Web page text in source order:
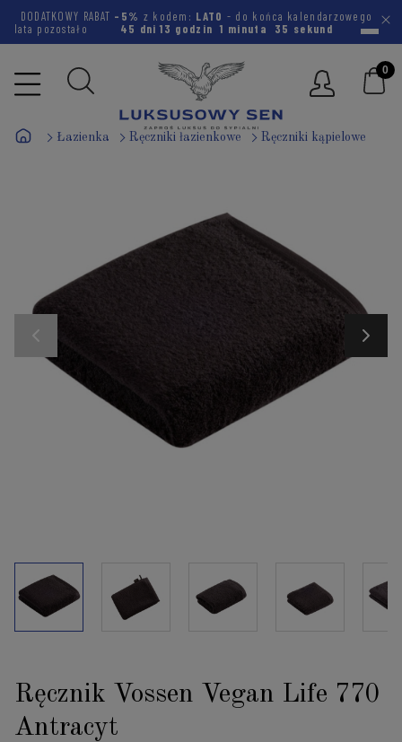
DODATKOWY RABAT -5% z kodem: LATO - do końca kalendarzowego
lata pozostało
45 dni 13 godzin 1 minuta 34 sekundy
Łazienka Ręczniki łazienkowe Ręczniki kąpielowe
Ręcznik Vossen Vegan Life 770
Antracyt